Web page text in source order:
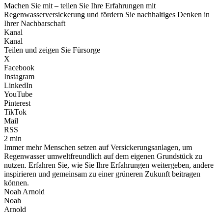
Machen Sie mit – teilen Sie Ihre Erfahrungen mit
Regenwasserversickerung und fördern Sie nachhaltiges Denken in
Ihrer Nachbarschaft
Kanal
Kanal
Teilen und zeigen Sie Fürsorge
X
Facebook
Instagram
LinkedIn
YouTube
Pinterest
TikTok
Mail
RSS
2 min
Immer mehr Menschen setzen auf Versickerungsanlagen, um
Regenwasser umweltfreundlich auf dem eigenen Grundstück zu
nutzen. Erfahren Sie, wie Sie Ihre Erfahrungen weitergeben, andere
inspirieren und gemeinsam zu einer grüneren Zukunft beitragen
können.
Noah Arnold
Noah
Arnold